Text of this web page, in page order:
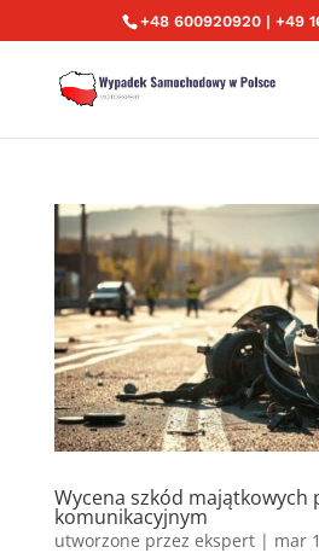
+48 600920920 | +49
Wycena szkód majątkowych
komunikacyjnym
utworzone przez ekspert| mar